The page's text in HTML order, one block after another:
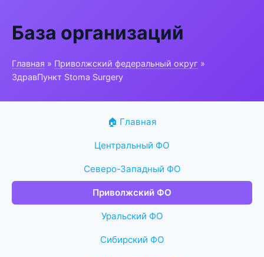
База организаций
Главная » Приволжский федеральный округ »
ЗдравПункт Stoma Surgery
🏠 Главная
Центральный ФО
Северо-Западный ФО
Приволжский ФО
Уральский ФО
Сибирский ФО